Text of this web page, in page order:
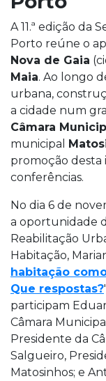
A 11.ª edição da
Porto reúne o
Nova de Gaia
Maia. Ao longo
urbana,
a cidade num
Câmara
municipal
promoção desta
conferências.
No dia 6 de
a oportunidade
Reabilitação
Habitação,
habitação
Que respostas?
participam
Câmara
Presidente da
Salgueiro,
Matosinhos; e